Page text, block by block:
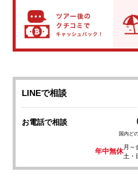
LINEで相談
お電話で相談
国内ど
年中無休
月～
土・